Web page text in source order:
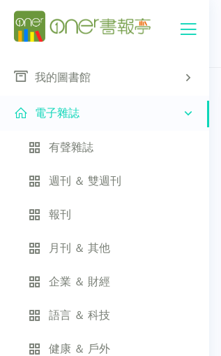
我的圖書館
電子雜誌
有聲雜誌
週刊 ＆ 雙週刊
報刊
月刊 ＆ 其他
企業 ＆ 財經
語言 ＆ 科技
健康 ＆ 戶外